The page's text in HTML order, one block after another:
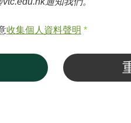
收集個人資料聲明 *